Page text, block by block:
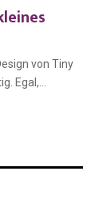
von Tiny
Egal,...